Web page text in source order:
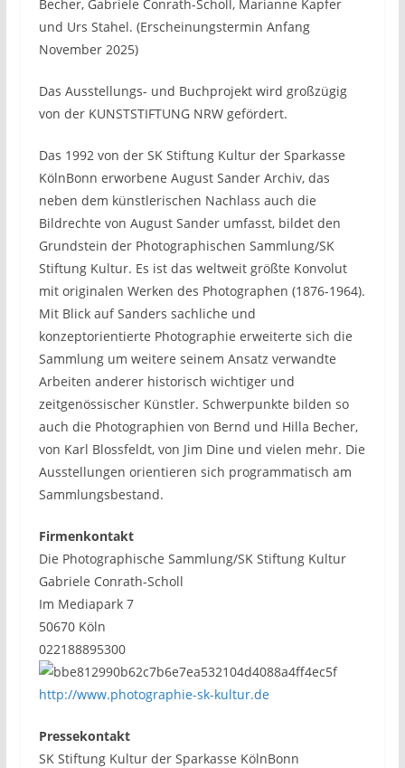
Becher, Gabriele Conrath-Scholl, Marianne Kapfer
und Urs Stahel. (Erscheinungstermin Anfang
November 2025)
Das Ausstellungs- und Buchprojekt wird großzügig
von der KUNSTSTIFTUNG NRW gefördert.
Das 1992 von der SK Stiftung Kultur der Sparkasse
KölnBonn erworbene August Sander Archiv, das
neben dem künstlerischen Nachlass auch die
Bildrechte von August Sander umfasst, bildet den
Grundstein der Photographischen Sammlung/SK
Stiftung Kultur. Es ist das weltweit größte Konvolut
mit originalen Werken des Photographen (1876-1964).
Mit Blick auf Sanders sachliche und
konzeptorientierte Photographie erweiterte sich die
Sammlung um weitere seinem Ansatz verwandte
Arbeiten anderer historisch wichtiger und
zeitgenössischer Künstler. Schwerpunkte bilden so
auch die Photographien von Bernd und Hilla Becher,
von Karl Blossfeldt, von Jim Dine und vielen mehr. Die
Ausstellungen orientieren sich programmatisch am
Sammlungsbestand.
Firmenkontakt
Die Photographische Sammlung/SK Stiftung Kultur
Gabriele Conrath-Scholl
Im Mediapark 7
50670 Köln
022188895300
http://www.photographie-sk-kultur.de
Pressekontakt
SK Stiftung Kultur der Sparkasse KölnBonn